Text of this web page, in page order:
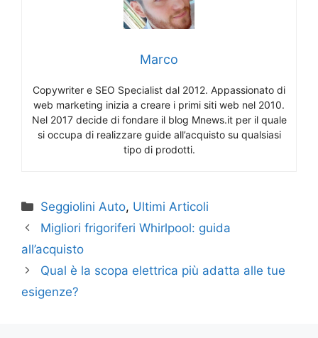
Marco
Copywriter e SEO Specialist dal 2012. Appassionato di
web marketing inizia a creare i primi siti web nel 2010.
Nel 2017 decide di fondare il blog Mnews.it per il quale
si occupa di realizzare guide all’acquisto su qualsiasi
tipo di prodotti.
Categorie
Seggiolini Auto, Ultimi Articoli
Migliori frigoriferi Whirlpool: guida
all’acquisto
Qual è la scopa elettrica più adatta alle tue
esigenze?